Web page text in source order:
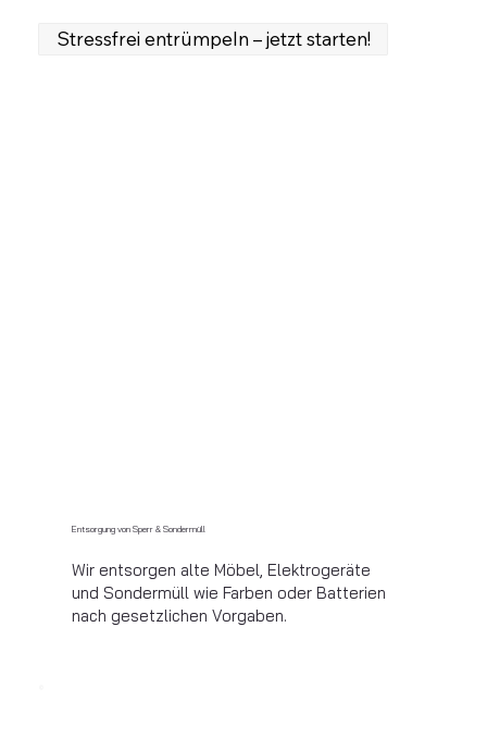
Stressfrei entrümpeln – jetzt starten!
Entsorgung von Sperr & Sondermüll
Wir entsorgen alte Möbel, Elektrogeräte
und Sondermüll wie Farben oder Batterien
nach gesetzlichen Vorgaben.